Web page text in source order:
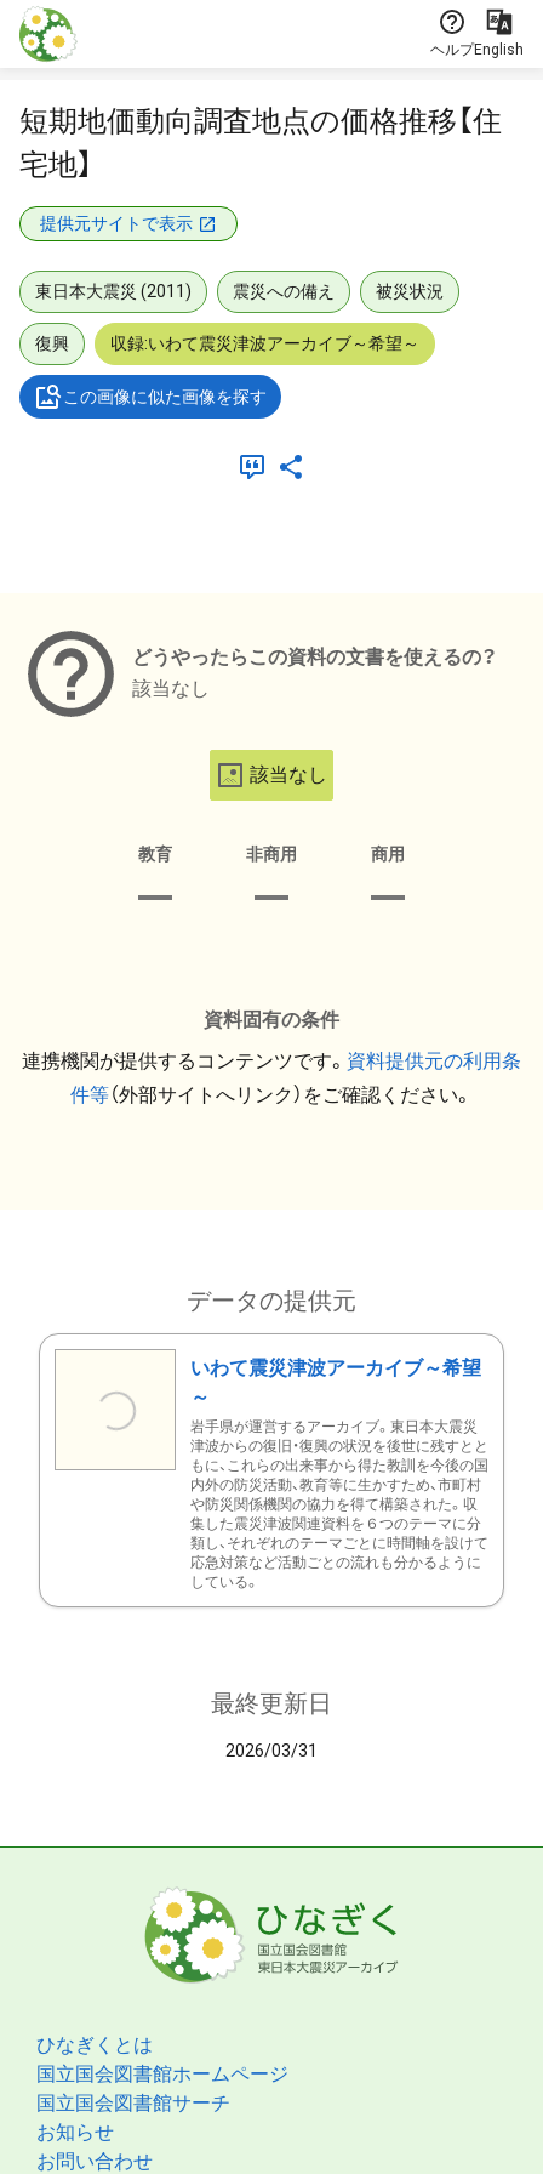
本文に飛ぶ
ヘルプEnglish
短期地価動向調査地点の価格推移【住
宅地】
提供元サイトで表示
東日本大震災 (2011) 震災への備え 被災状況
復興 収録:いわて震災津波アーカイブ～希望～
この画像に似た画像を探す
どうやったらこの資料の文書を使えるの？
該当なし
該当なし
教育 非商用 商用
資料固有の条件
連携機関が提供するコンテンツです。 資料提供元の利用条
件等（外部サイトへリンク）をご確認ください。
データの提供元
いわて震災津波アーカイブ～希望
～
岩手県が運営するアーカイブ。東日本大震災
津波からの復旧・復興の状況を後世に残すとと
もに、これらの出来事から得た教訓を今後の国
内外の防災活動、教育等に生かすため、市町村
や防災関係機関の協力を得て構築された。収
集した震災津波関連資料を６つのテーマに分
類し、それぞれのテーマごとに時間軸を設けて
応急対策など活動ごとの流れも分かるように
している。
最終更新日
2026/03/31
ひなぎくとは
国立国会図書館ホームページ
国立国会図書館サーチ
お知らせ
お問い合わせ